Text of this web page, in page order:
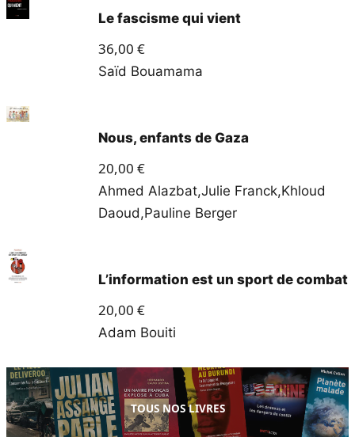
Le fascisme qui vient
36,00 €
Saïd Bouamama
Nous, enfants de Gaza
20,00 €
Ahmed Alazbat,Julie Franck,Khloud
Daoud,Pauline Berger
L’information est un sport de combat
20,00 €
Adam Bouiti
TOUS NOS LIVRES